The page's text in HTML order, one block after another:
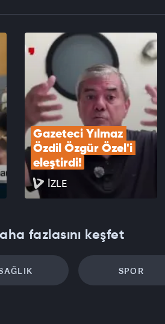
hayatını kaybetii
Gazeteci Yılmaz
Özdil Özgür Özel'i
eleştirdi!
İZLE
fazlasını keşfet
SPOR